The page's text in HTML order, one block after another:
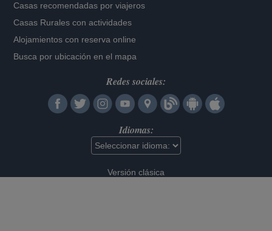
Casas recomendadas por viajeros
Casas Rurales con actividades
Alojamientos con reserva online
Busca por ubicación en el mapa
Redes sociales:
Idiomas:
Versión clásica